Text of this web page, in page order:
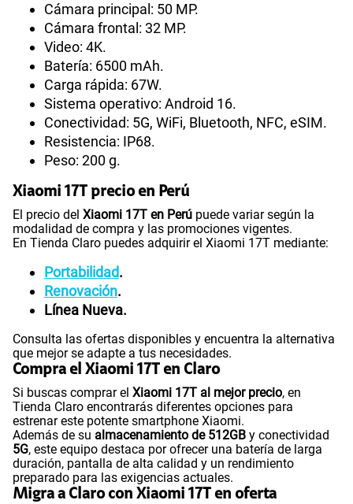
Cámara principal: 50 MP.
Cámara frontal: 32 MP.
Video: 4K.
Batería: 6500 mAh.
Carga rápida: 67W.
Sistema operativo: Android 16.
Conectividad: 5G, WiFi, Bluetooth, NFC, eSIM.
Resistencia: IP68.
Peso: 200 g.
Xiaomi 17T precio en Perú
El precio del Xiaomi 17T en Perú puede variar según la
modalidad de compra y las promociones vigentes.
En Tienda Claro puedes adquirir el Xiaomi 17T mediante:
Portabilidad.
Renovación.
Línea Nueva.
Consulta las ofertas disponibles y encuentra la alternativa
que mejor se adapte a tus necesidades.
Compra el Xiaomi 17T en Claro
Si buscas comprar el Xiaomi 17T al mejor precio, en
Tienda Claro encontrarás diferentes opciones para
estrenar este potente smartphone Xiaomi.
Además de su almacenamiento de 512GB y conectividad
5G, este equipo destaca por ofrecer una batería de larga
duración, pantalla de alta calidad y un rendimiento
preparado para las exigencias actuales.
Migra a Claro con Xiaomi 17T en oferta